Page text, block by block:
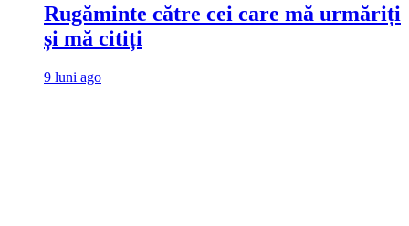
Rugăminte către cei care mă urmăriți
și mă citiți
9 luni ago